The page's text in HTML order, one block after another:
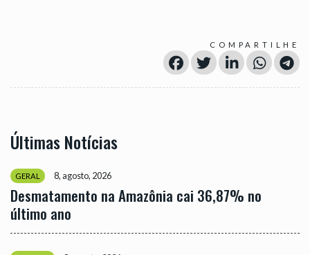
COMPARTILHE
Últimas Notícias
GERAL 8, agosto, 2026
Desmatamento na Amazônia cai 36,87% no
último ano